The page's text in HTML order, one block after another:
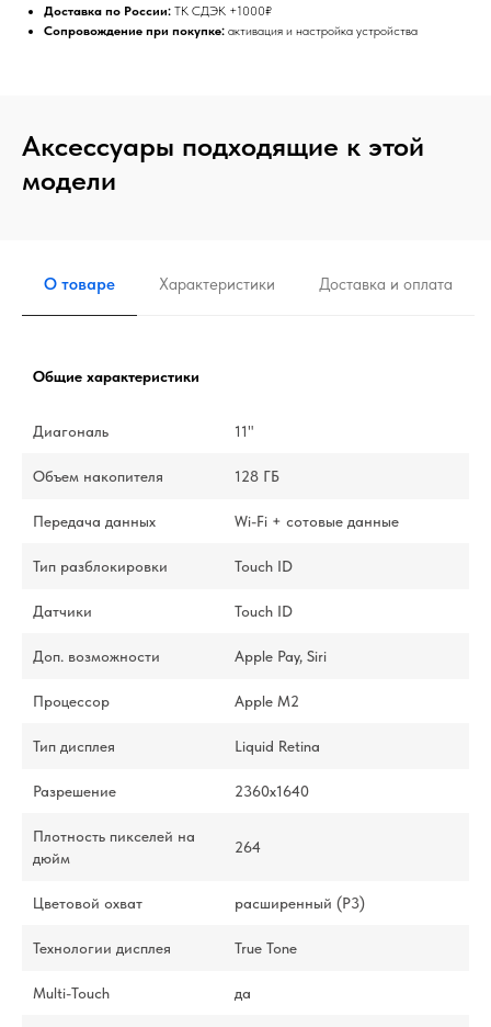
Доставка по России: ТК СДЭК +1000₽
Сопровождение при покупке: активация и настройка устройства
Аксессуары подходящие к этой
модели
О товаре Характеристики Доставка и оплата
Общие характеристики
Диагональ 11"
Объем накопителя 128 ГБ
Передача данных Wi-Fi + сотовые данные
Тип разблокировки Touch ID
Датчики Touch ID
Доп. возможности Apple Pay, Siri
Процессор Apple M2
Тип дисплея Liquid Retina
Разрешение 2360x1640
Плотность пикселей на
дюйм
264
Цветовой охват расширенный (P3)
Технологии дисплея True Tone
Multi-Touch да